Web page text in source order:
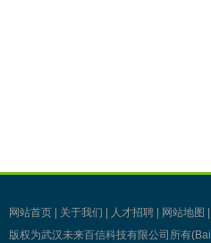
网站首页 关于我们 人才招聘 网站地图
版权为武汉未来百信科技有限公司所有